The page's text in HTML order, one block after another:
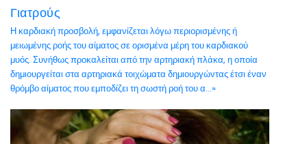
Γιατρούς
Η καρδιακή προσβολή, εμφανίζεται λόγω περιορισμένης ή
μειωμένης ροής του αίματος σε ορισμένα μέρη του καρδιακού
μυός. Συνήθως προκαλείται από την αρτηριακή πλάκα, η οποία
δημιουργείται στα αρτηριακά τοιχώματα δημιουργώντας έτσι έναν
θρόμβο αίματος που εμποδίζει τη σωστή ροή του α...»